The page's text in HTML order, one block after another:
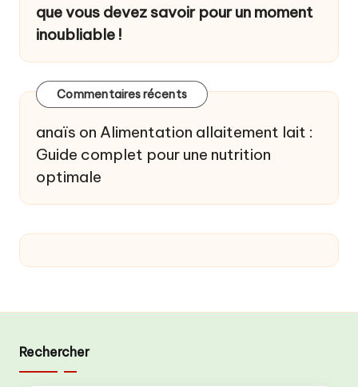
que vous devez savoir pour un moment
inoubliable !
Commentaires récents
anaïs on Alimentation allaitement lait :
Guide complet pour une nutrition
optimale
Rechercher